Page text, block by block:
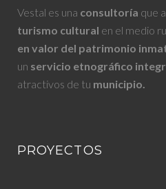
Vestal es una consultoría que
turismo cultural en el medio
en valor del patrimonio
un servicio etnográfico
atractivos de tu municipio.
PROYECTOS